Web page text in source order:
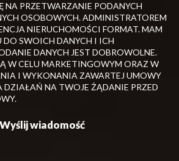
NA PRZETWARZANIE PODANYCH
OSOBOWYCH. ADMINISTRATOREM
NIERUCHOMOŚCI FORMAT. MAM
DO SWOICH DANYCH I ICH
DANYCH JEST DOBROWOLNE.
W CELU MARKETINGOWYM ORAZ W
I WYKONANIA ZAWARTEJ UMOWY
DZIAŁAŃ NA TWOJE ŻĄDANIE PRZED